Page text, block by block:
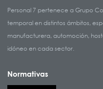
Personal 7 pertenece a Grupo
temporal en distintos ámbitos,
manufacturera, automoción,
idóneo en cada sector.
Normativas